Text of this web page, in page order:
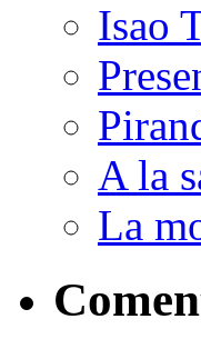
Isao
A la
La